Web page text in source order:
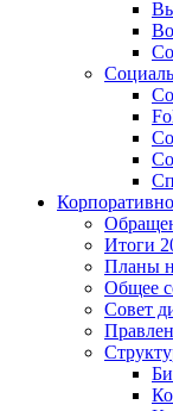
Итоги
Планы
Общее
Совет